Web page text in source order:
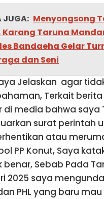
JUGA: Menyongsong
Karang Taruna
Bandaeha Gelar
dan Seni
Jelaskan agar
Terkait
di media bahwa saya
surat perintah
atau
PP Konut, Saya
benar, Sebab Pada
2025 saya
PHL yang baru mau